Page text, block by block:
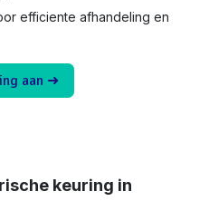
efficiente afhandeling en
aan ➜
keuring in